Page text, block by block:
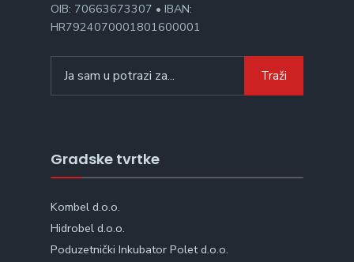
OIB: 70663673307 • IBAN:
HR7924070001801600001
for:
Traži
Gradske tvrtke
Kombel d.o.o.
Hidrobel d.o.o.
Poduzetnički Inkubator Polet d.o.o.